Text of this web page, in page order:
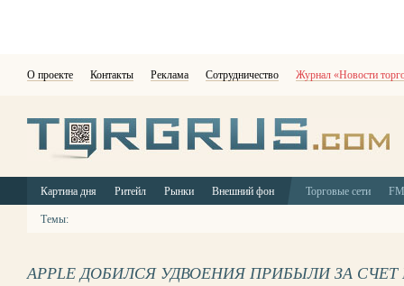
О проекте Контакты Реклама Сотрудничество Журнал «Новости
Картина дня Ритейл Рынки Внешний фон Торговые сети
Темы:
APPLE ДОБИЛСЯ УДВОЕНИЯ ПРИБЫЛИ ЗА